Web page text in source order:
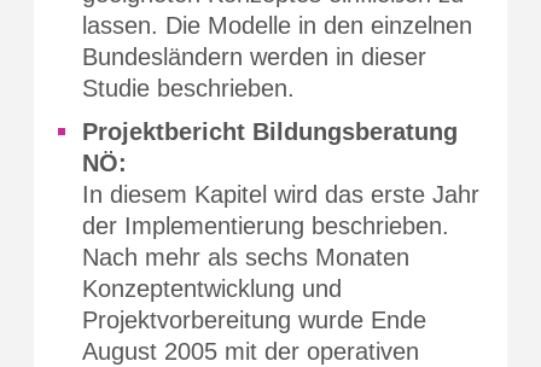
lassen. Die Modelle in den einzelnen
Bundesländern werden in dieser
Studie beschrieben.
Projektbericht Bildungsberatung
NÖ:
In diesem Kapitel wird das erste Jahr
der Implementierung beschrieben.
Nach mehr als sechs Monaten
Konzeptentwicklung und
Projektvorbereitung wurde Ende
August 2005 mit der operativen